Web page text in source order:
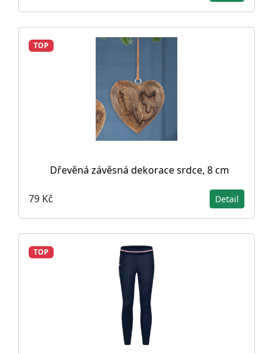
TOP
Dřevěná závěsná dekorace srdce, 8 cm
79 Kč Detail
TOP